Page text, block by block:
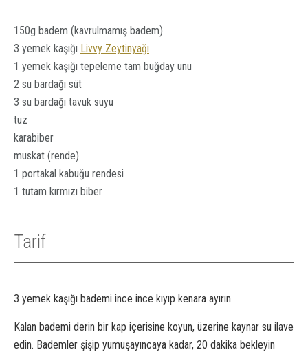
150g badem (kavrulmamış badem)
3 yemek kaşığı Livvy Zeytinyağı
1 yemek kaşığı tepeleme tam buğday unu
2 su bardağı süt
3 su bardağı tavuk suyu
tuz
karabiber
muskat (rende)
1 portakal kabuğu rendesi
1 tutam kırmızı biber
Tarif
3 yemek kaşığı bademi ince ince kıyıp kenara ayırın
Kalan bademi derin bir kap içerisine koyun, üzerine kaynar su ilave
edin. Bademler şişip yumuşayıncaya kadar, 20 dakika bekleyin